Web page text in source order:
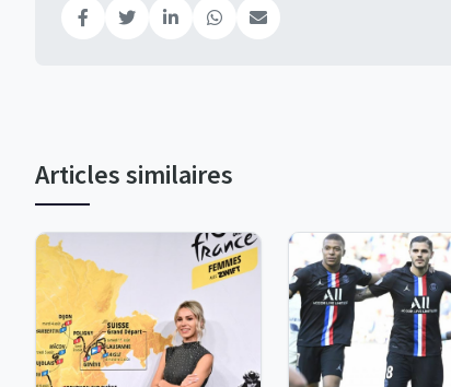
Articles similaires